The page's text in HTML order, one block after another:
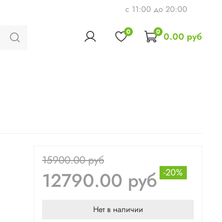
c 11:00 до 20:00
0 0 0.00 руб
15900.00 руб
12790.00 руб -20%
Нет в наличии